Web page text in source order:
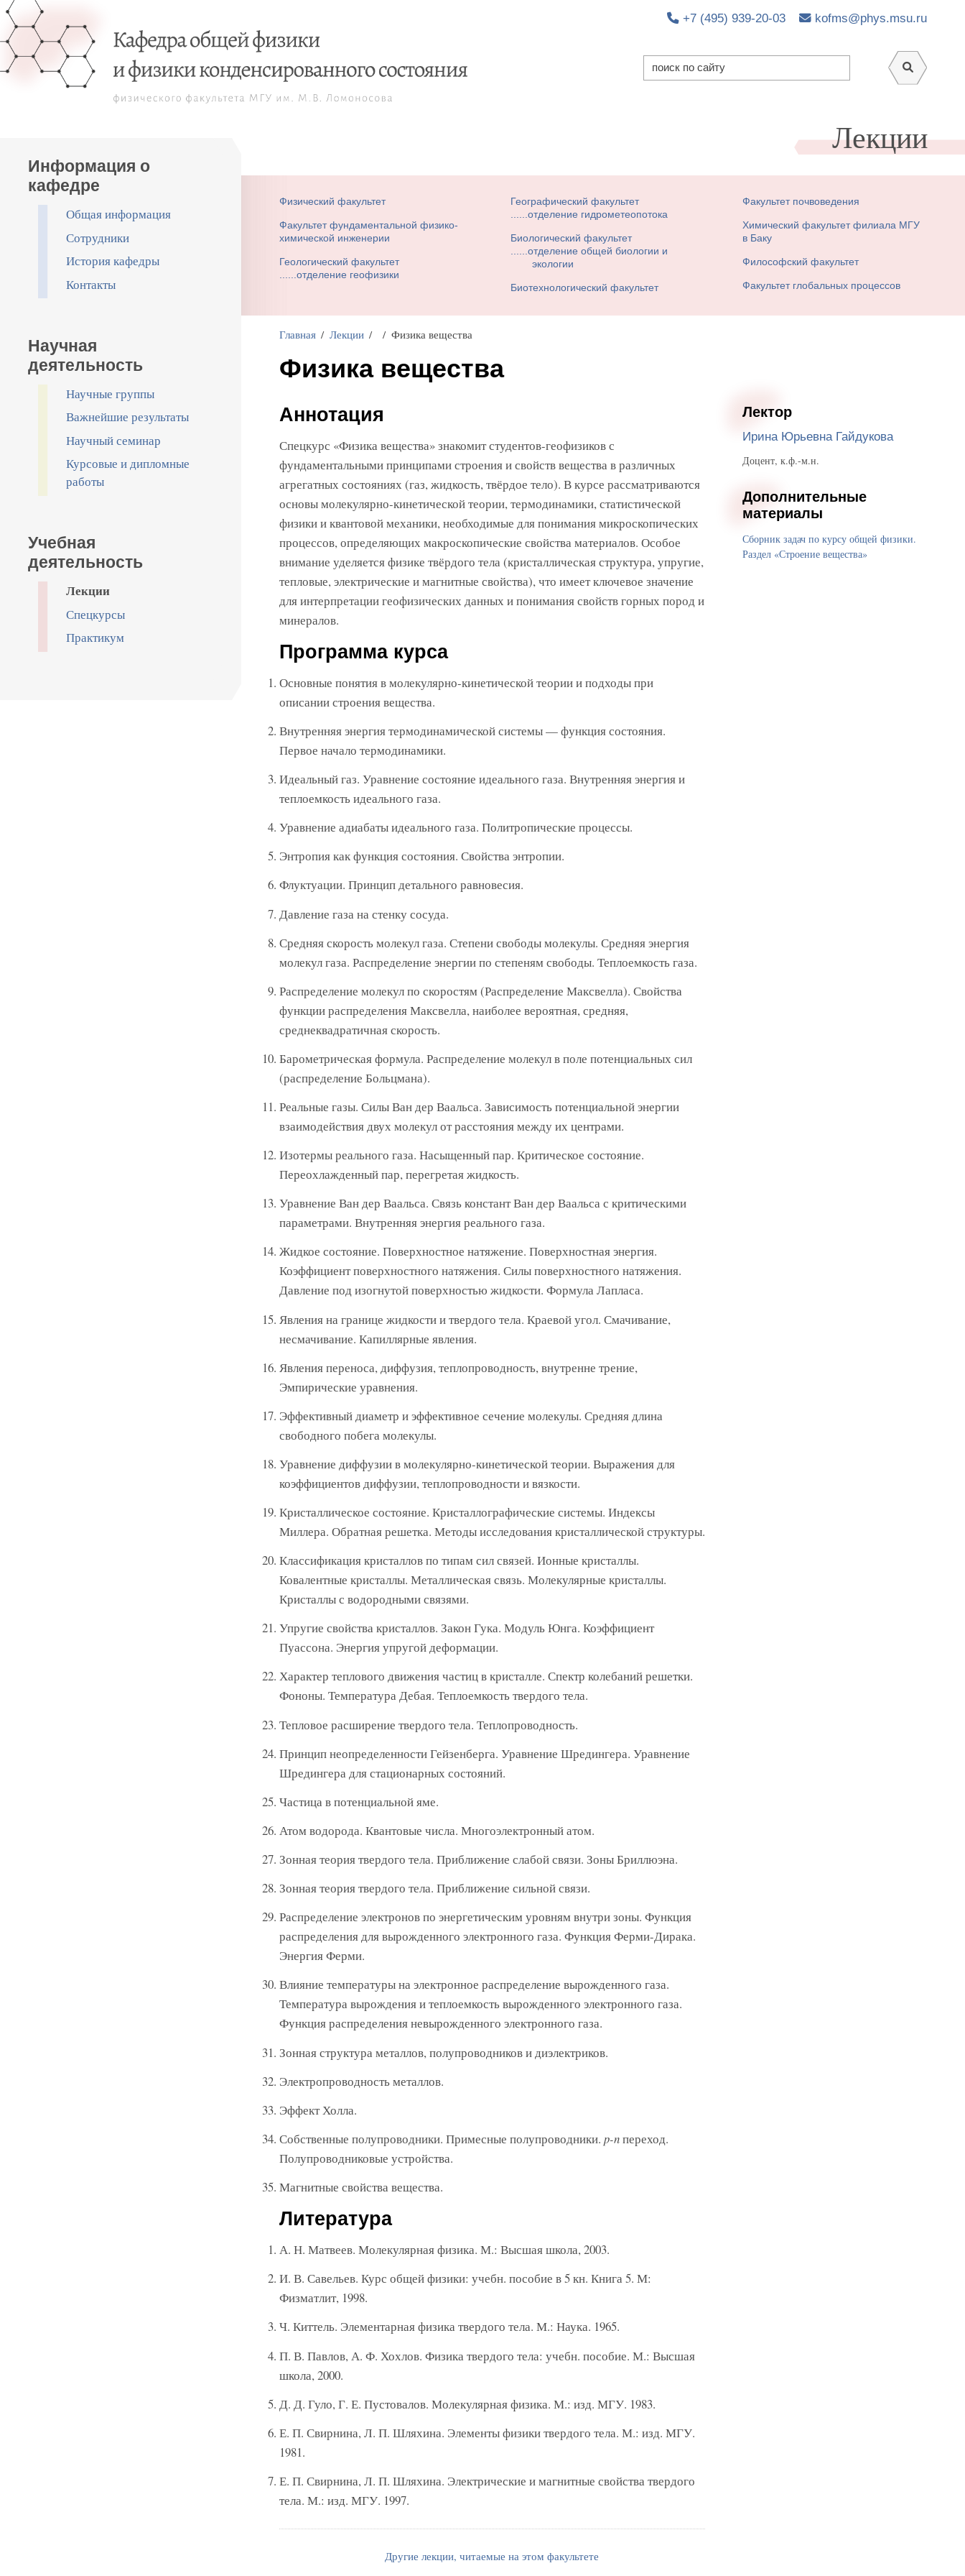
+7 (495) 939-20-03 kofms@phys.msu.ru
Информация о
кафедре
Общая информация
Сотрудники
История кафедры
Контакты
Научная
деятельность
Научные группы
Важнейшие результаты
Научный семинар
Курсовые и дипломные
работы
Учебная
деятельность
Лекции
Спецкурсы
Практикум
Лекции
Физический факультет
Факультет фундаментальной физико-
химической инженерии
Геологический факультет
отделение геофизики
Географический факультет
отделение гидрометеопотока
Биологический факультет
отделение общей биологии и
экологии
Биотехнологический факультет
Факультет почвоведения
Химический факультет филиала МГУ
в Баку
Философский факультет
Факультет глобальных процессов
Главная Лекции Физика вещества
Физика вещества
Лектор
Ирина Юрьевна Гайдукова
Доцент, к.ф.-м.н.
Аннотация
Спецкурс «Физика вещества» знакомит студентов-геофизиков с
фундаментальными принципами строения и свойств вещества в различных
агрегатных состояниях (газ, жидкость, твёрдое тело). В курсе рассматриваются
основы молекулярно-кинетической теории, термодинамики, статистической
физики и квантовой механики, необходимые для понимания микроскопических
процессов, определяющих макроскопические свойства материалов. Особое
внимание уделяется физике твёрдого тела (кристаллическая структура, упругие,
тепловые, электрические и магнитные свойства), что имеет ключевое значение
для интерпретации геофизических данных и понимания свойств горных пород и
минералов.
Программа курса
Основные понятия в молекулярно-кинетической теории и подходы при
описании строения вещества.
Внутренняя энергия термодинамической системы — функция состояния.
Первое начало термодинамики.
Идеальный газ. Уравнение состояние идеального газа. Внутренняя энергия и
теплоемкость идеального газа.
Уравнение адиабаты идеального газа. Политропические процессы.
Энтропия как функция состояния. Свойства энтропии.
Флуктуации. Принцип детального равновесия.
Давление газа на стенку сосуда.
Средняя скорость молекул газа. Степени свободы молекулы. Средняя энергия
молекул газа. Распределение энергии по степеням свободы. Теплоемкость газа.
Распределение молекул по скоростям (Распределение Максвелла). Свойства
функции распределения Максвелла, наиболее вероятная, средняя,
среднеквадратичная скорость.
Барометрическая формула. Распределение молекул в поле потенциальных сил
(распределение Больцмана).
Реальные газы. Силы Ван дер Ваальса. Зависимость потенциальной энергии
взаимодействия двух молекул от расстояния между их центрами.
Изотермы реального газа. Насыщенный пар. Критическое состояние.
Переохлажденный пар, перегретая жидкость.
Уравнение Ван дер Ваальса. Связь констант Ван дер Ваальса с критическими
параметрами. Внутренняя энергия реального газа.
Жидкое состояние. Поверхностное натяжение. Поверхностная энергия.
Коэффициент поверхностного натяжения. Силы поверхностного натяжения.
Давление под изогнутой поверхностью жидкости. Формула Лапласа.
Явления на границе жидкости и твердого тела. Краевой угол. Смачивание,
несмачивание. Капиллярные явления.
Явления переноса, диффузия, теплопроводность, внутренне трение,
Эмпирические уравнения.
Эффективный диаметр и эффективное сечение молекулы. Средняя длина
свободного побега молекулы.
Уравнение диффузии в молекулярно-кинетической теории. Выражения для
коэффициентов диффузии, теплопроводности и вязкости.
Кристаллическое состояние. Кристаллографические системы. Индексы
Миллера. Обратная решетка. Методы исследования кристаллической структуры.
Классификация кристаллов по типам сил связей. Ионные кристаллы.
Ковалентные кристаллы. Металлическая связь. Молекулярные кристаллы.
Кристаллы с водородными связями.
Упругие свойства кристаллов. Закон Гука. Модуль Юнга. Коэффициент
Пуассона. Энергия упругой деформации.
Характер теплового движения частиц в кристалле. Спектр колебаний решетки.
Фононы. Температура Дебая. Теплоемкость твердого тела.
Тепловое расширение твердого тела. Теплопроводность.
Принцип неопределенности Гейзенберга. Уравнение Шредингера. Уравнение
Шредингера для стационарных состояний.
Частица в потенциальной яме.
Атом водорода. Квантовые числа. Многоэлектронный атом.
Зонная теория твердого тела. Приближение слабой связи. Зоны Бриллюэна.
Зонная теория твердого тела. Приближение сильной связи.
Распределение электронов по энергетическим уровням внутри зоны. Функция
распределения для вырожденного электронного газа. Функция Ферми-Дирака.
Энергия Ферми.
Влияние температуры на электронное распределение вырожденного газа.
Температура вырождения и теплоемкость вырожденного электронного газа.
Функция распределения невырожденного электронного газа.
Зонная структура металлов, полупроводников и диэлектриков.
Электропроводность металлов.
Эффект Холла.
Собственные полупроводники. Примесные полупроводники. p-nпереход.
Полупроводниковые устройства.
Магнитные свойства вещества.
Литература
А. Н. Матвеев. Молекулярная физика. М.: Высшая школа, 2003.
И. В. Савельев. Курс общей физики: учебн. пособие в 5 кн. Книга 5. М:
Физматлит, 1998.
Ч. Киттель. Элементарная физика твердого тела. М.: Наука. 1965.
П. В. Павлов, А. Ф. Хохлов. Физика твердого тела: учебн. пособие. М.: Высшая
школа, 2000.
Д. Д. Гуло, Г. Е. Пустовалов. Молекулярная физика. М.: изд. МГУ. 1983.
Е. П. Свирнина, Л. П. Шляхина. Элементы физики твердого тела. М.: изд. МГУ.
1981.
Е. П. Свирнина, Л. П. Шляхина. Электрические и магнитные свойства твердого
тела. М.: изд. МГУ. 1997.
Другие лекции, читаемые на этом факультете
Дополнительные
материалы
Сборник задач по курсу общей физики.
Раздел «Строение вещества»